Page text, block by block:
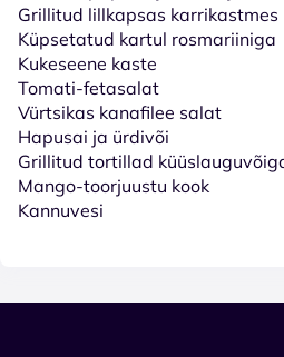
Grillitud lillkapsas karrikastmes
Küpsetatud kartul rosmariiniga
Kukeseene kaste
Tomati-fetasalat
Vürtsikas kanafilee salat
Hapusai ja ürdivõi
Grillitud tortillad
Mango-toorjuustu kook
Kannuvesi